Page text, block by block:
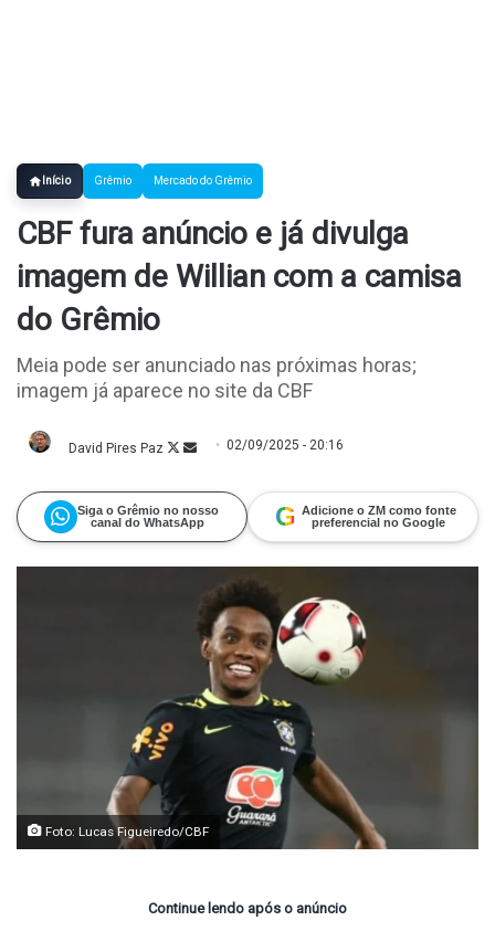
Início Grêmio Mercado do Grêmio
CBF fura anúncio e já divulga
imagem de Willian com a camisa
do Grêmio
Meia pode ser anunciado nas próximas horas;
imagem já aparece no site da CBF
David Pires Paz FollowMande
02/09/2025 - 20:16
Siga o Grêmio no nosso
canal do WhatsApp
G Adicione o ZM como fonte
preferencial no Google
Foto: Lucas Figueiredo/CBF
Continue lendo após o anúncio